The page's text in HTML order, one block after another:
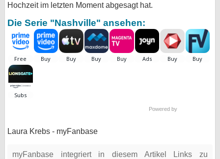
Hochzeit im letzten Moment abgesagt hat.
Die Serie "Nashville" ansehen:
Powered by
Laura Krebs - myFanbase
myFanbase integriert in diesem Artikel Links zu